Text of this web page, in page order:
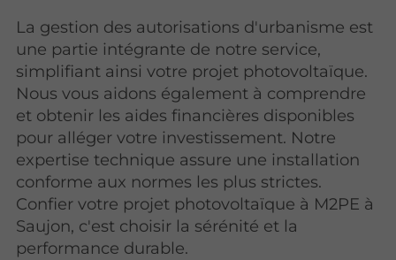
La gestion des autorisations d'urbanisme est
une partie intégrante de notre service,
simplifiant ainsi votre projet photovoltaïque.
Nous vous aidons également à comprendre
et obtenir les aides financières disponibles
pour alléger votre investissement. Notre
expertise technique assure une installation
conforme aux normes les plus strictes.
Confier votre projet photovoltaïque à M2PE à
Saujon, c'est choisir la sérénité et la
performance durable.